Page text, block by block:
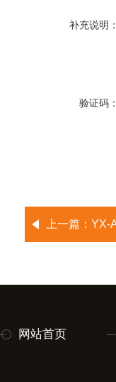
补充说明：
验证码：
上一篇： YX-
网站首页